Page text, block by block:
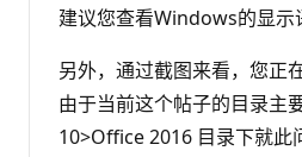
建议您查看Windows的显示
另外，通过截图来看，您
由于当前这个帖子的目录主
10>Office 2016 目录下就此